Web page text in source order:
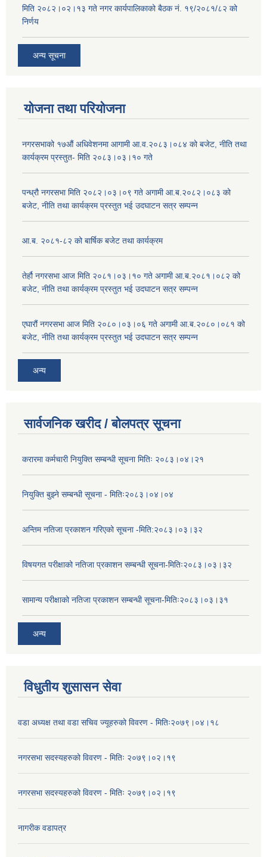
मिति २०८२।०२।१३ गते नगर कार्यपालिकाको बैठक नं. १९/२०८१/८२ को
निर्णय
अन्य सूचना
योजना तथा परियोजना
नगरसभाको १७औं अधिवेशनमा आगामी आ.व.२०८३।०८४ को बजेट, नीति तथा
कार्यक्रम प्रस्तुत- मिति २०८३।०३।१० गते
पन्ध्रौ नगरसभा मिति २०८२।०३।०९ गते अगामी आ.ब.२०८२।०८३ को
बजेट, नीति तथा कार्यक्रम प्रस्तुत भई उदघाटन सत्र सम्पन्न
आ.ब. २०८१-८२ को बार्षिक बजेट तथा कार्यक्रम
तेर्हौ नगरसभा आज मिति २०८१।०३।१० गते अगामी आ.ब.२०८१।०८२ को
बजेट, नीति तथा कार्यक्रम प्रस्तुत भई उदघाटन सत्र सम्पन्न
एघारौं नगरसभा आज मिति २०८०।०३।०६ गते अगामी आ.ब.२०८०।०८१ को
बजेट, नीति तथा कार्यक्रम प्रस्तुत भई उदघाटन सत्र सम्पन्न
अन्य
सार्वजनिक खरीद / बोलपत्र सूचना
करारमा कर्मचारी नियुक्ति सम्बन्धी सूचना मितिः २०८३।०४।२१
नियुक्ति बुझ्ने सम्बन्धी सूचना - मितिः२०८३।०४।०४
अन्तिम नतिजा प्रकाशन गरिएको सूचना -मिति:२०८३।०३।३२
विषयगत परीक्षाको नतिजा प्रकाशन सम्बन्धी सूचना-मितिः२०८३।०३।३२
सामान्य परीक्षाको नतिजा प्रकाशन सम्बन्धी सूचना-मितिः२०८३।०३।३१
अन्य
विधुतीय शुसासन सेवा
वडा अध्यक्ष तथा वडा सचिव ज्यूहरुको विवरण - मितिः२०७९।०४।१८
नगरसभा सदस्यहरुको विवरण - मितिः २०७९।०२।१९
नगरसभा सदस्यहरुको विवरण - मितिः २०७९।०२।१९
नागरीक वडापत्र